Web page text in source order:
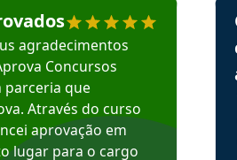
agradecimentos
Concursos
parceria que
Através do curso
aprovação em
lugar para o cargo